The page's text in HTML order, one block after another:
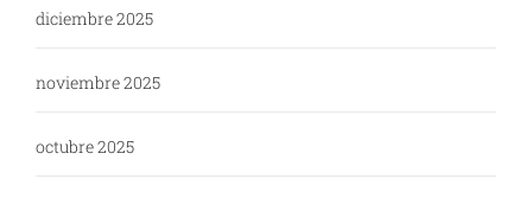
diciembre 2025
noviembre 2025
octubre 2025